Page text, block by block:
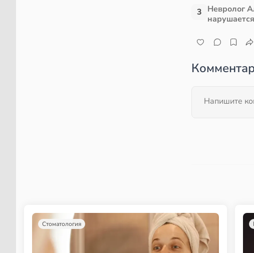
3 Невролог
Стоматология